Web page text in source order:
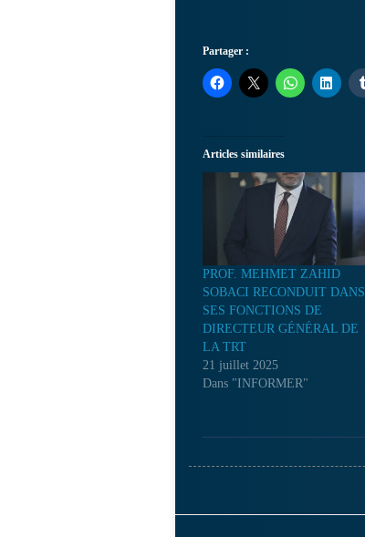
Partager :
Articles similaires
PROF. MEHMET ZAHID
SOBACI RECONDUIT DANS
SES FONCTIONS DE
DIRECTEUR GÉNÉRAL DE
LA TRT
21 juillet 2025
Dans "INFORMER"